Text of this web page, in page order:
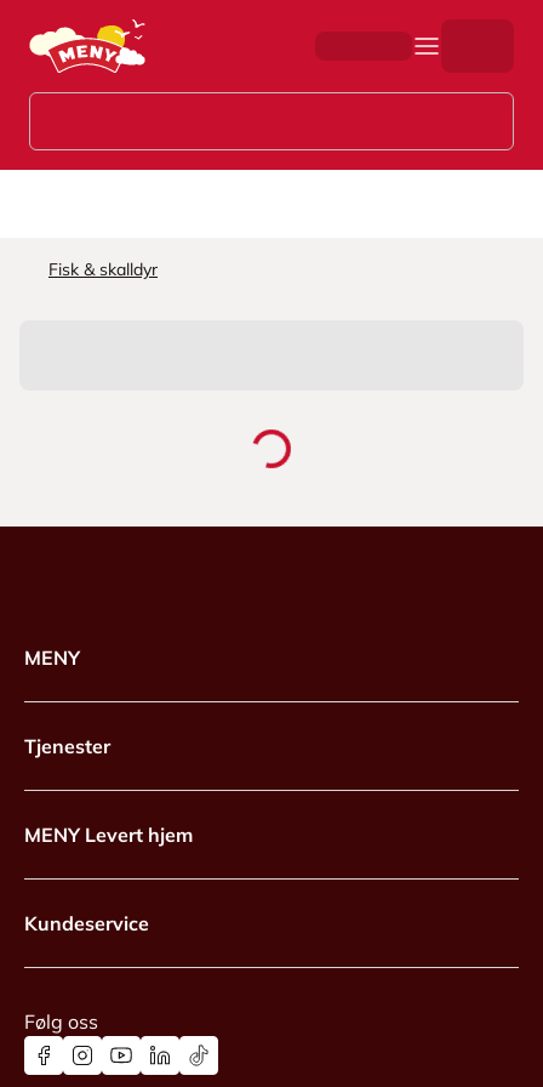
Hopp til hovedinnhold
Fisk & skalldyr
MENY
Tjenester
MENY Levert hjem
Kundeservice
Følg oss